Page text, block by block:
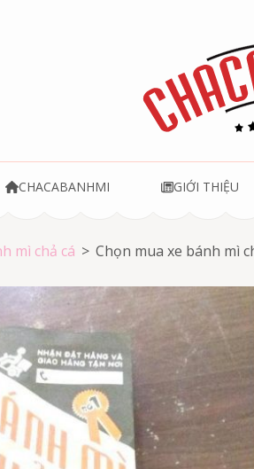
Tàu
CHACABANHMI GIỚI THIỆU
mì chả cá > Chọn mua xe bánh mì